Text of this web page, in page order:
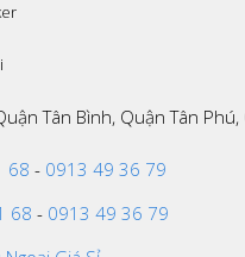
Tân Bình, Quận Tân
68 - 0913 49 36 79
68 - 0913 49 36 79